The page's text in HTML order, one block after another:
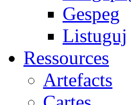
Gespeg
Listuguj
Ressources
Artefacts